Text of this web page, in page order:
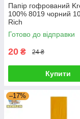
Папір гофрований
100% 8019 чорний
Rich
Готово до відправки
20 ₴ 24 ₴
Купити
–17%